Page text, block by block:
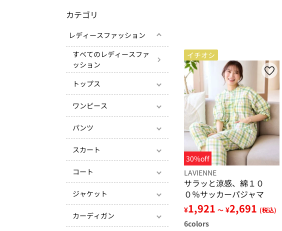
カテゴリ
レディースファッション
すべてのレディースファ
ッション
トップス
ワンピース
パンツ
スカート
コート
ジャケット
カーディガン
イチオシ
30%off
LAVIENNE
サラッと涼感、綿１０
０％サッカーパジャマ
¥1,921 ～ ¥2,691 (税込)
6colors